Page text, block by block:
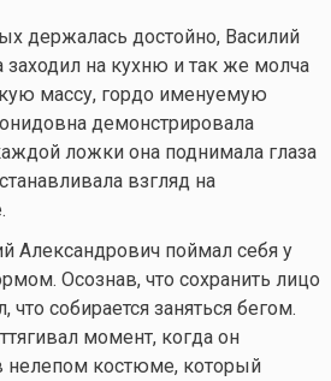
держалась достойно, Василий
на кухню и так же молча
массу, гордо именуемую
демонстрировала
ложки она поднимала глаза
взгляд на
Александрович поймал себя у
Осознав, что сохранить лицо
что собирается заняться бегом.
момент, когда он
нелепом костюме, который